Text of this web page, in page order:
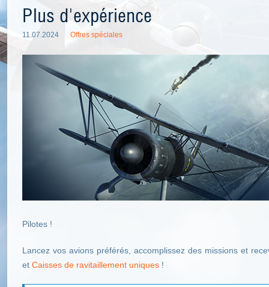
Plus d'expérience
11.07.2024 Offres spéciales
Pilotes !
Lancez vos avions préférés, accomplissez des missions et
et Caisses de ravitaillement uniques !